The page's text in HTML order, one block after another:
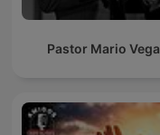
Pastor Mario Vega